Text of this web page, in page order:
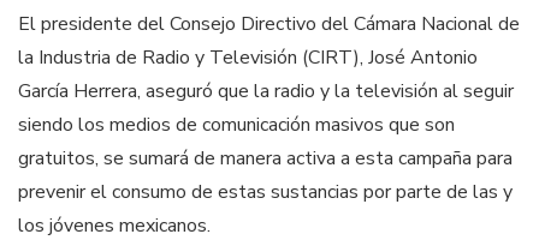
El presidente del Consejo Directivo del Cámara Nacional de
la Industria de Radio y Televisión (CIRT), José Antonio
García Herrera, aseguró que la radio y la televisión al seguir
siendo los medios de comunicación masivos que son
gratuitos, se sumará de manera activa a esta campaña para
prevenir el consumo de estas sustancias por parte de las y
los jóvenes mexicanos.